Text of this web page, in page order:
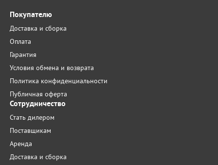
Покупателю
Доставка и сборка
Оплата
Гарантия
Условия обмена и возврата
Политика конфиденциальности
Публичная оферта
Сотрудничество
Стать дилером
Поставщикам
Аренда
Доставка и сборка